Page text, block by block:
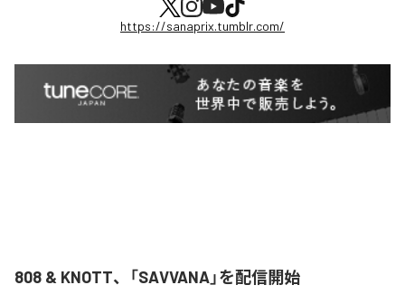
https://sanaprix.tumblr.com/
808 & KNOTT、「SAVVANA」を配信開始